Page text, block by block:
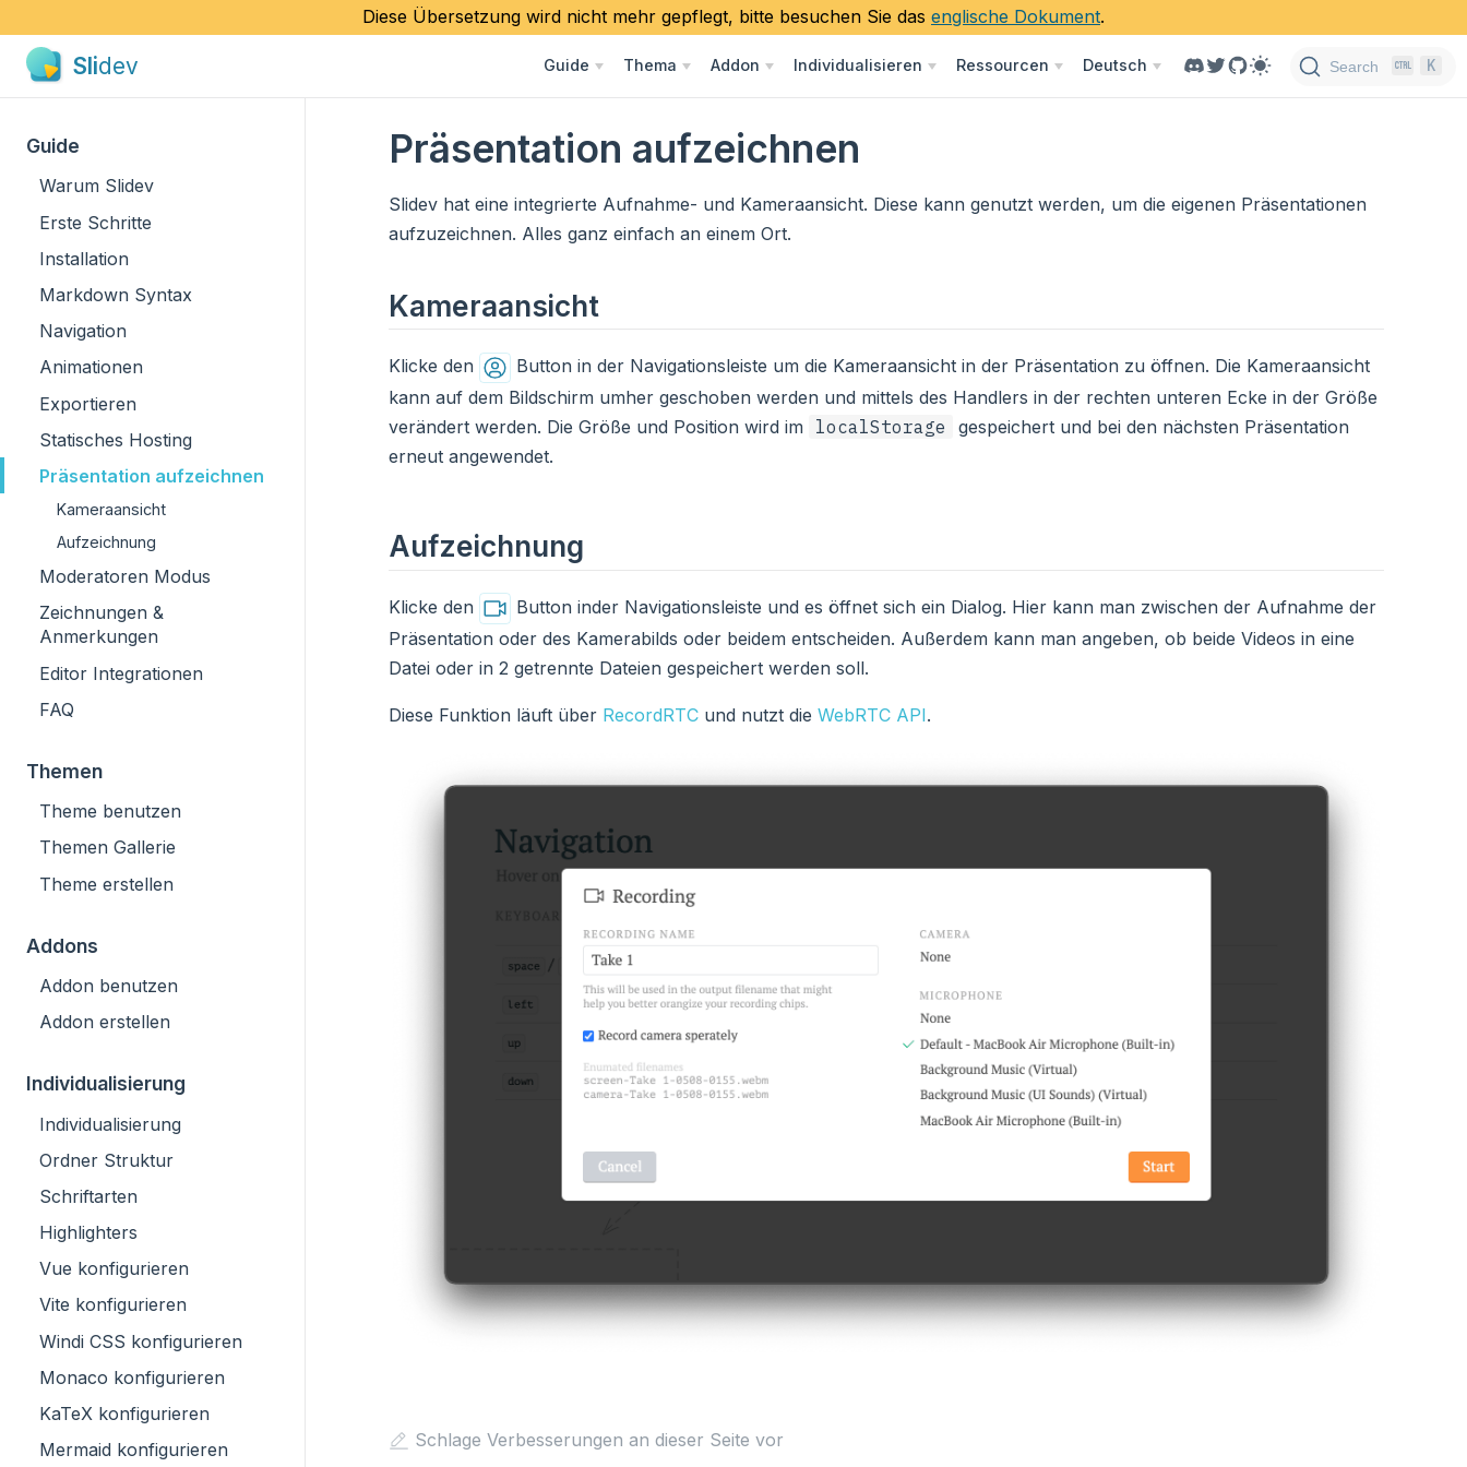
Diese Übersetzung wird nicht mehr gepflegt, bitte besuchen Sie das englische Dokument.
Slidev Guide Thema Addon Individualisieren Ressourcen Deutsch Search K
Guide
Warum Slidev
Erste Schritte
Installation
Markdown Syntax
Navigation
Animationen
Exportieren
Statisches Hosting
Präsentation aufzeichnen
Kameraansicht
Aufzeichnung
Moderatoren Modus
Zeichnungen &
Anmerkungen
Editor Integrationen
FAQ
Themen
Theme benutzen
Themen Gallerie
Theme erstellen
Addons
Addon benutzen
Addon erstellen
Individualisierung
Individualisierung
Ordner Struktur
Schriftarten
Highlighters
Vue konfigurieren
Vite konfigurieren
Windi CSS konfigurieren
Monaco konfigurieren
KaTeX konfigurieren
Mermaid konfigurieren
Präsentation aufzeichnen
Slidev hat eine integrierte Aufnahme- und Kameraansicht. Diese kann genutzt werden, um die eigenen Präsentationen
aufzuzeichnen. Alles ganz einfach an einem Ort.
Kameraansicht
Klicke den
Button in der Navigationsleiste um die Kameraansicht in der Präsentation zu öffnen. Die Kameraansicht
kann auf dem Bildschirm umher geschoben werden und mittels des Handlers in der rechten unteren Ecke in der Größe
verändert werden. Die Größe und Position wird im localStorage
gespeichert und bei den nächsten Präsentation
erneut angewendet.
Aufzeichnung
Klicke den
Button inder Navigationsleiste und es öffnet sich ein Dialog. Hier kann man zwischen der Aufnahme der
Präsentation oder des Kamerabilds oder beidem entscheiden. Außerdem kann man angeben, ob beide Videos in eine
Datei oder in 2 getrennte Dateien gespeichert werden soll.
Diese Funktion läuft über RecordRTC und nutzt die WebRTC API.
Schlage Verbesserungen an dieser Seite vor